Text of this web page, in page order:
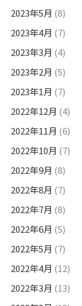
2023年5月 (8)
2023年4月 (7)
2023年3月 (4)
2023年2月 (5)
2023年1月 (7)
2022年12月 (4)
2022年11月 (6)
2022年10月 (7)
2022年9月 (8)
2022年8月 (7)
2022年7月 (8)
2022年6月 (5)
2022年5月 (7)
2022年4月 (12)
2022年3月 (13)